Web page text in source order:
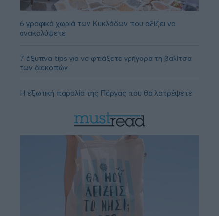
6 γραφικά χωριά των Κυκλάδων που αξίζει να
ανακαλύψετε
7 έξυπνα tips για να φτιάξετε γρήγορα τη βαλίτσα
των διακοπών
Η εξωτική παραλία της Πάργας που θα λατρέψετε